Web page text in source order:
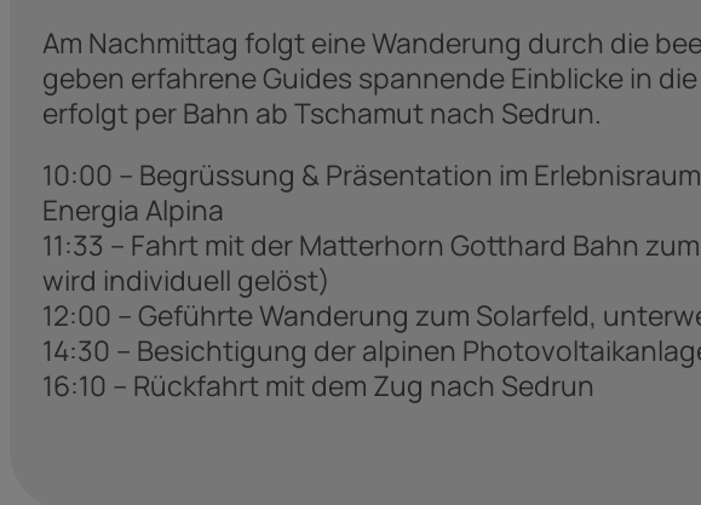
Am Nachmittag folgt eine Wanderung durch die
geben erfahrene Guides spannende Einblicke in
erfolgt per Bahn ab Tschamut nach Sedrun.
10:00 – Begrüssung & Präsentation im
Energia Alpina
11:33 – Fahrt mit der Matterhorn Gotthard Bahn
wird individuell gelöst)
12:00 – Geführte Wanderung zum Solarfeld,
14:30 – Besichtigung der alpinen
16:10 – Rückfahrt mit dem Zug nach Sedrun